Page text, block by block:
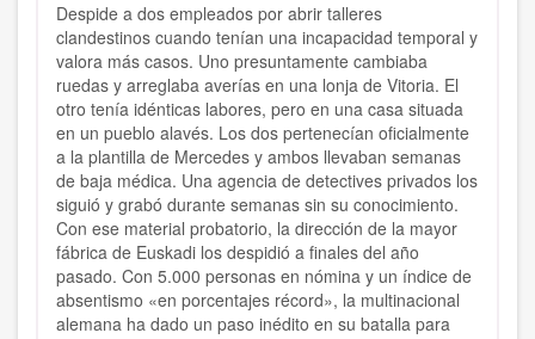
Despide a dos empleados por abrir talleres
clandestinos cuando tenían una incapacidad temporal y
valora más casos. Uno presuntamente cambiaba
ruedas y arreglaba averías en una lonja de Vitoria. El
otro tenía idénticas labores, pero en una casa situada
en un pueblo alavés. Los dos pertenecían oficialmente
a la plantilla de Mercedes y ambos llevaban semanas
de baja médica. Una agencia de detectives privados los
siguió y grabó durante semanas sin su conocimiento.
Con ese material probatorio, la dirección de la mayor
fábrica de Euskadi los despidió a finales del año
pasado. Con 5.000 personas en nómina y un índice de
absentismo «en porcentajes récord», la multinacional
alemana ha dado un paso inédito en su batalla para